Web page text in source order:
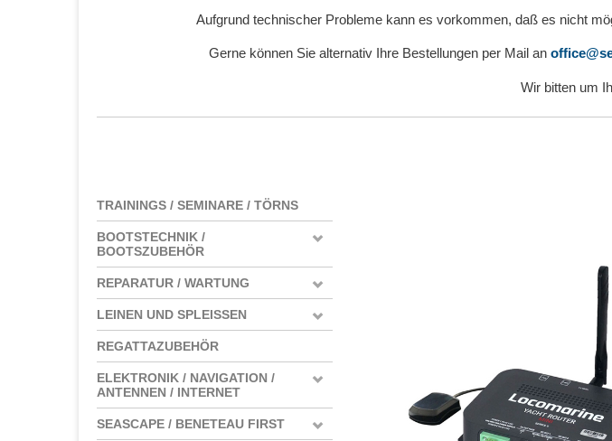
Aufgrund technischer Probleme kann es vorkommen, daß es nicht
Gerne können Sie alternativ Ihre Bestellungen per Mail an
Wir bitten um
TRAININGS / SEMINARE / TÖRNS
BOOTSTECHNIK /
BOOTSZUBEHÖR
REPARATUR / WARTUNG
LEINEN UND SPLEISSEN
REGATTAZUBEHÖR
ELEKTRONIK / NAVIGATION /
ANTENNEN / INTERNET
SEASCAPE / BENETEAU FIRST